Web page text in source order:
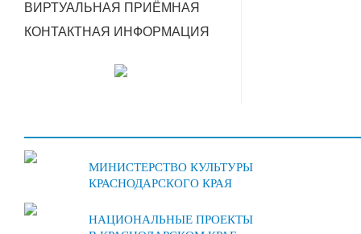
ВИРТУАЛЬНАЯ ПРИЁМНАЯ
КОНТАКТНАЯ ИНФОРМАЦИЯ
МИНИСТЕРСТВО КУЛЬТУРЫ
КРАСНОДАРСКОГО КРАЯ
НАЦИОНАЛЬНЫЕ ПРОЕКТЫ